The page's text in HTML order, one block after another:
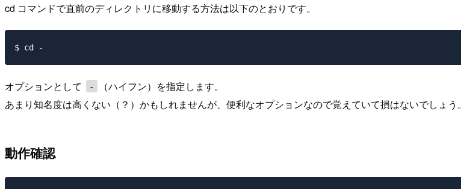
cd コマンドで直前のディレクトリに移動する方法は以下のとおりです。
オプションとして -
（ハイフン）を指定します。
あまり知名度は高くない（？）かもしれませんが、便利なオプションなので覚えていて損はないでしょう。
動作確認